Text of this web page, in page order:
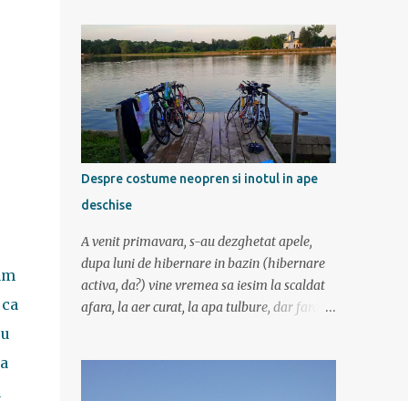
si mancare cat pentru 5 zile. In plus de ce ne-
am fi grabit cand era asa de frumos? :) Ziua I
Dupa tura de leneveala de la mare/delta se
cuvenea ceva tare la munte, la altitudine, la
aer curat. Si unde se putea mai sus decat in
Muntii Fagaras , cea mai lunga creasta
montana din Romania si cu cele mai inalte
trei varfuri: Moldoveanu, Negoiu si Vistea
Mare. Am planuit sa parcurgem toata
creasta in 5 zile, de la vest la est. In total 70
de km. De la orele de geografie din scoala ne
aminteam ca grupa Muntilor Fagaras se
intinde intre Turnu Rosu (pe Valea Oltului) si
unde luam trenul pret de jumatate de ora
Despre costume neopren si inotul in ape
deschise
A venit primavara, s-au dezghetat apele,
dupa luni de hibernare in bazin (hibernare
activa, da?) vine vremea sa iesim la scaldat
afara, la aer curat, la apa tulbure, dar fara